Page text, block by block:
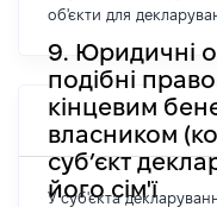
об'єкти для
9. Юридичні
подібні
кінцевим
власником
суб’єкт
його сім'ї
У суб'єкта